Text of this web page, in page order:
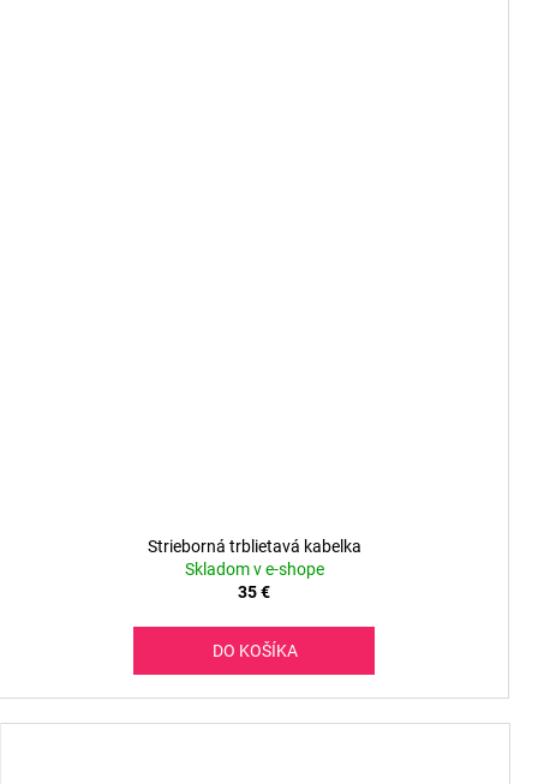
Strieborná trblietavá kabelka
Skladom v e-shope
35 €
DO KOŠÍKA